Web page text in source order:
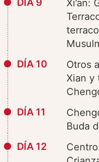
Xi’an:
DÍA 10
Otros
Xian y
DÍA 11
Buda
DÍA 12